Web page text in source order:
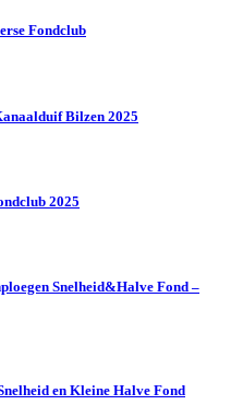
Fondclub
Bilzen 2025
2025
Snelheid&Halve Fond –
en Kleine Halve Fond